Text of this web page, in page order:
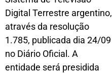
Digital Terrestre argentino,
através da resolução
1.785, publicada dia 24/09
no Diário Oficial. A
entidade será presidida